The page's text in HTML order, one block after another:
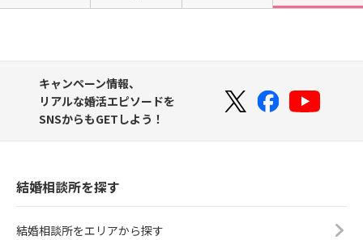
キャンペーン情報、
リアルな婚活エピソードを
SNSからもGETしよう！
結婚相談所を探す
結婚相談所をエリアから探す